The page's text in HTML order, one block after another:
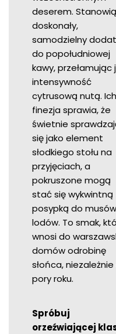
deserem. Stanowią
doskonały,
samodzielny
do popołudniowej
kawy, przełamując
intensywność
cytrusową nutą. Ich
finezja sprawia, że
świetnie
się jako element
słodkiego stołu na
przyjęciach, a
pokruszone mogą
stać się wykwintną
posypką do
lodów. To smak,
wnosi do
domów odrobinę
słońca,
pory roku.
Spróbuj
orzeźwiającej